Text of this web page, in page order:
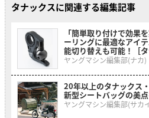
タナックスに関連する編集記事
「簡単取り付けで効果
ーリングに最適なアイ
能切り替えも可能！［
介！
ヤングマシン編集部(ナカ)
20年以上のタナックス
新型シートバッグの美
ヤングマシン編集部(サカ